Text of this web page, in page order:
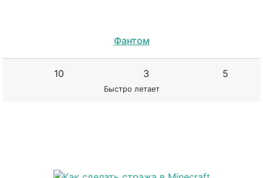
Фантом
10 3 5
Быстро летает